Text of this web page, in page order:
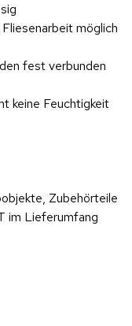
möglich
fest verbunden
keine Feuchtigkeit
Zubehörteile
im Lieferumfang